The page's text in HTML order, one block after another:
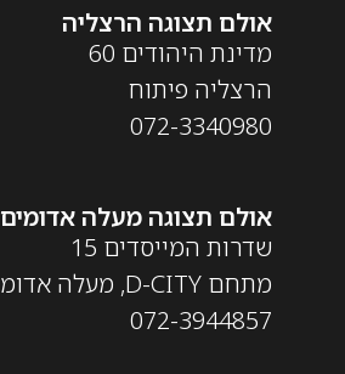
אולם תצוגה הרצליה
מדינת היהודים 60
הרצליה פיתוח
072-3340980
אולם תצוגה מעלה אדומים
שדרות המייסדים 15
מתחם D-CITY, מעלה אדומים
072-3944857